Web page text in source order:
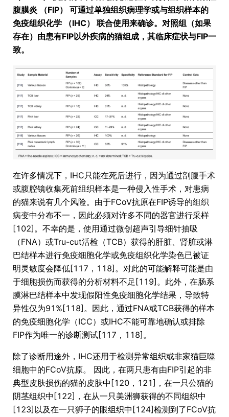
腹膜炎 （FIP） 可通过单独组织病理学或与组织样本的
免疫组织化学 （IHC） 联合使用来确诊。对照组（如果
存在）由患有FIP以外疾病的猫组成，其临床症状与FIP一
致。
在许多情况下，IHC只能在死后进行，因为通过剖腹手术
或腹腔镜收集死前组织样本是一种侵入性手术，对患病
的猫来说有几个风险。由于FCoV抗原在FIP诱导的组织
病变中分布不一，因此必须对许多不同的器官进行采样
[102]。不幸的是，使用通过微创超声引导细针抽吸
（FNA）或Tru-cut活检（TCB）获得的肝脏、肾脏或淋
巴结样本进行免疫细胞化学或免疫组织化学染色已被证
明灵敏度会降低[117，118]。对此的可能解释可能是由
于细胞损伤而获得的分析材料不足[119]。此外，在肠系
膜淋巴结样本中发现假阳性免疫细胞化学结果，导致特
异性仅为91%[118]。因此，通过FNA或TCB获得的样本
的免疫细胞化学（ICC）或IHC不能可靠地确认或排除
FIP作为唯一的诊断测试[117，118]。
除了诊断用途外，IHC还用于检测异常组织或非家猫巨噬
细胞中的FCoV抗原。 因此，在两只患有由FIP引起的非
典型皮肤损伤的猫的皮肤中[120，121]，在一只公猫的
阴茎组织中[122]，在从一只美洲狮获得的不同组织中
[123]以及在一只狮子的眼组织中[124]检测到了FCoV抗